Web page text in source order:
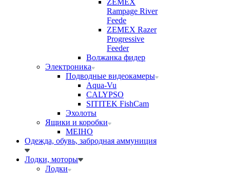
ZEMEX
Rampage River
Feede
ZEMEX Razer
Progressive
Feeder
Волжанка фидер
Электроника
Подводные видеокамеры
Aqua-Vu
CALYPSO
SITITEK FishCam
Эхолоты
Ящики и коробки
MEIHO
Одежда, обувь, забродная аммуниция
Лодки, моторы
Лодки